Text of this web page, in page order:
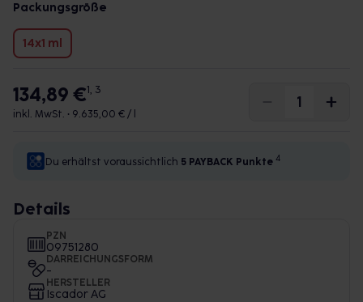
Packungsgröße
14x1 ml
134,89 €1, 3
inkl. MwSt. • 9.635,00 € / l
Du erhältst voraussichtlich 5 PAYBACK Punkte 4
Details
PZN
09751280
DARREICHUNGSFORM
-
HERSTELLER
Iscador AG